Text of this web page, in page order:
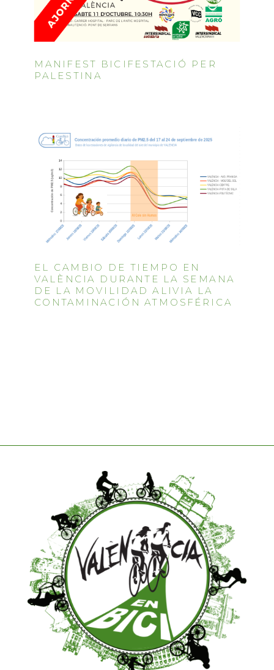
MANIFEST BICIFESTACIÓ PER
PALESTINA
EL CAMBIO DE TIEMPO EN
VALÈNCIA DURANTE LA SEMANA
DE LA MOVILIDAD ALIVIA LA
CONTAMINACIÓN ATMOSFÉRICA